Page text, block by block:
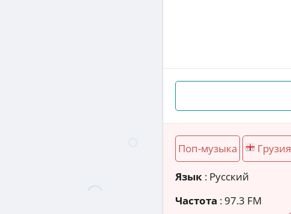
Поп-музыка Грузия
Язык : Русский
Частота : 97.3 FM